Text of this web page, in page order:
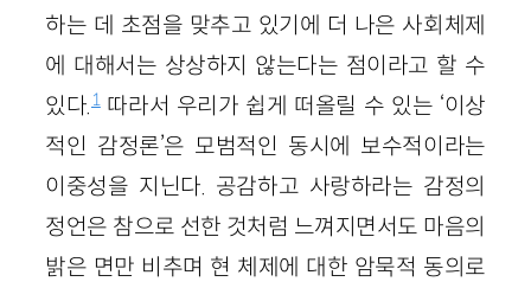
하는 데 초점을 맞추고 있기에 더 나은 사회체제
에 대해서는 상상하지 않는다는 점이라고 할 수
있다.1따라서 우리가 쉽게 떠올릴 수 있는 ‘이상
적인 감정론’은 모범적인 동시에 보수적이라는
이중성을 지닌다. 공감하고 사랑하라는 감정의
정언은 참으로 선한 것처럼 느껴지면서도 마음의
밝은 면만 비추며 현 체제에 대한 암묵적 동의로